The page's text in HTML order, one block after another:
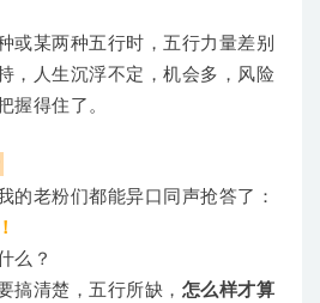
或某两种五行时，五行力量差别
，人生沉浮不定，机会多，风险
握得住了。
的老粉们都能异口同声抢答了：
么？
搞清楚，五行所缺， 怎么样才算